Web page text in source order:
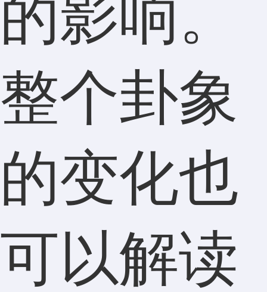
的影响。
整个卦象
的变化也
可以解读